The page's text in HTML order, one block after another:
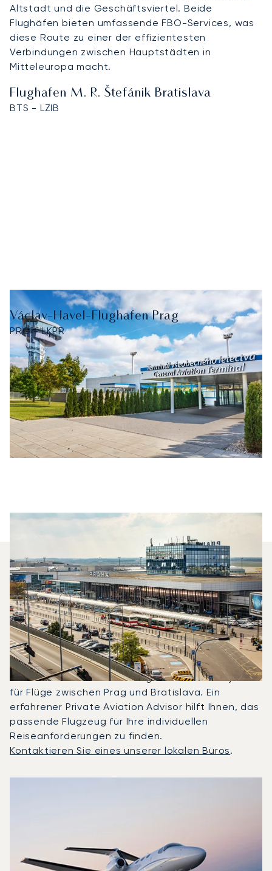
Altstadt und die Geschäftsviertel. Beide
Flughäfen bieten umfassende FBO-Services, was
diese Route zu einer der effizientesten
Verbindungen zwischen Hauptstädten in
Mitteleuropa macht.
Flughafen M. R. Štefánik Bratislava
BTS - LZIB
Václav-Havel-Flughafen Prag
PRG - LKPR
Welche Privatjets Werden Am
Häufigsten Zwischen
Bratislava Und Prag
Gechartert?
2025 waren Citation Mustang, Phenom 100 und
HondaJet HA 420 die meistgenutzten Privatjets
für Flüge zwischen Prag und Bratislava. Ein
erfahrener Private Aviation Advisor hilft Ihnen, das
passende Flugzeug für Ihre individuellen
Reiseanforderungen zu finden.
Kontaktieren Sie eines unserer lokalen Büros.